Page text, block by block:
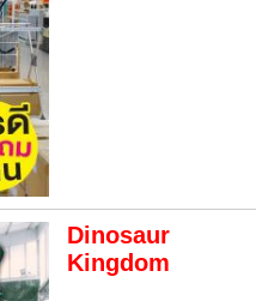
Dinosaur
Kingdom